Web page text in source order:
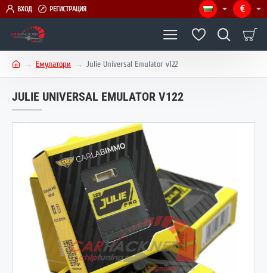
ВХОД РЕГИСТРАЦИЯ €
m
e
Емулатори Julie Universal Emulator v122
JULIE UNIVERSAL EMULATOR V122